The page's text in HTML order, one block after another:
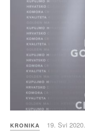
KRONIKA 19. Svi 2020.